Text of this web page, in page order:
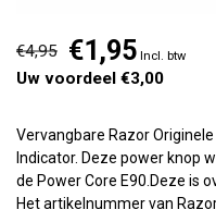
€4,95 €1,95 Incl. btw
Uw voordeel €3,00
Vervangbare Razor
Indicator. Deze power knop
de Power Core E90.Deze is
Het artikelnummer van